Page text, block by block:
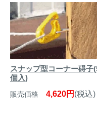
スナップ型コーナー碍子
個入)
販売価格 4,620円 (税込)